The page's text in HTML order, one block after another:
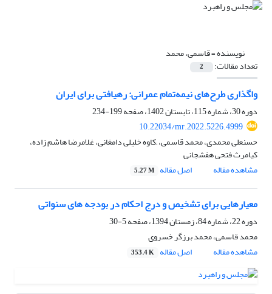
نویسنده =قاسمی، محمد
تعداد مقالات: 2
واگذاری طرح‌های نیمه‌تمام عمرانی: رهیافتی برای ایران
دوره 30، شماره 115، تابستان 1402، صفحه
199-234
10.22034/mr.2022.5226.4999
حسنعلی محمدی، محمد قاسمی، ;کاوه خلیلی دامغانی، غلامرضا هاشم زاده،
کیامرث فتحی هفشجانی
مشاهده مقاله
اصل مقاله 5.27 M
معیارهایی برای تشخیص و درج احکام در بودجه های سنواتی
دوره 22، شماره 84، زمستان 1394، صفحه
5-30
محمد قاسمی، محمد برزگر خسروی
مشاهده مقاله
اصل مقاله 353.4 K